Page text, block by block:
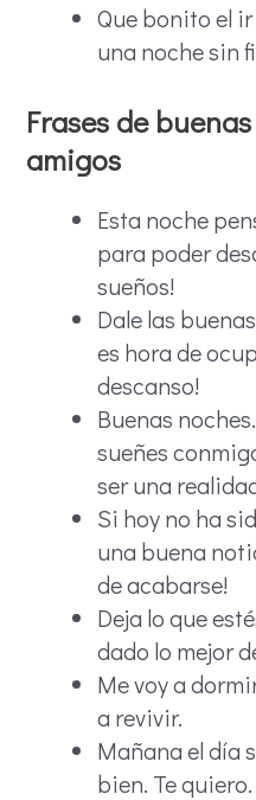
Que bonito el
una noche sin
Frases de
amigos
Esta noche
para poder
sueños!
Dale las
es hora de
descanso!
Buenas
sueñes
ser una
Si hoy no ha
una buena
de acabarse!
Deja lo que
dado lo mejor
Me voy a
a revivir.
Mañana el día
bien. Te quiero.